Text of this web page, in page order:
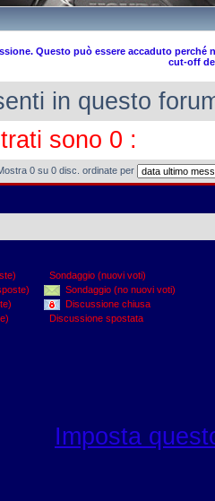
Questo può essere accaduto
cut-off
in questo
sono 0 :
0 su 0 disc. ordinate per
Sondaggio (nuovi voti)
Sondaggio (no nuovi voti)
Discussione chiusa
Discussione spostata
Imposta